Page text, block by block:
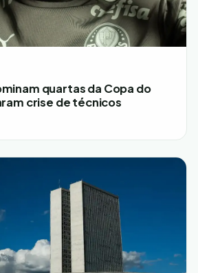
quartas da Copa do
crise de técnicos